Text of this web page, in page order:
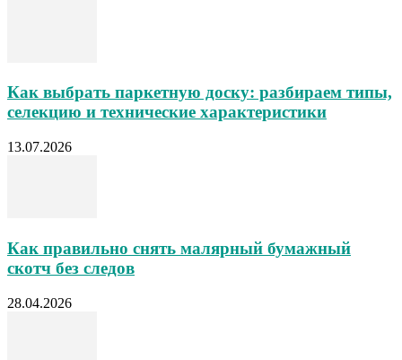
Как выбрать паркетную доску: разбираем типы,
селекцию и технические характеристики
13.07.2026
Как правильно снять малярный бумажный
скотч без следов
28.04.2026